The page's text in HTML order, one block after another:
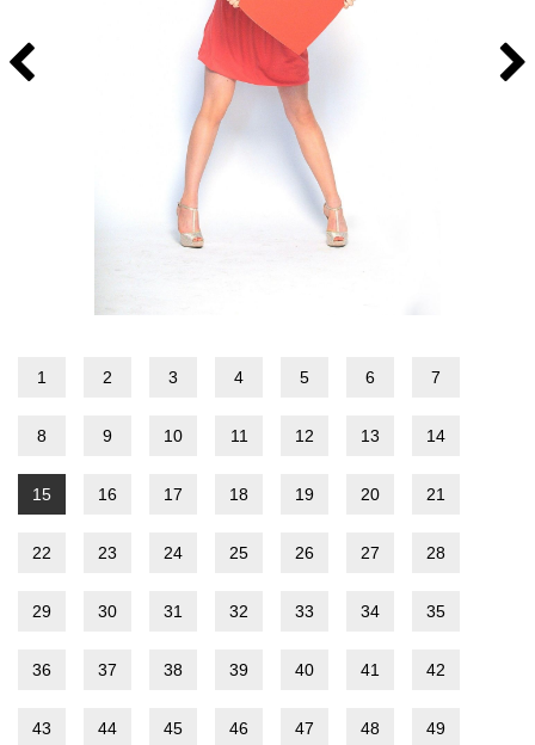
1 2 3 4 5 6 7
8 9 10 11 12 13 14
15 16 17 18 19 20 21
22 23 24 25 26 27 28
29 30 31 32 33 34 35
36 37 38 39 40 41 42
43 44 45 46 47 48 49